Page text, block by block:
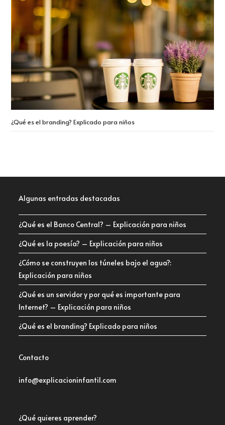
¿Qué es el branding? Explicado para niños
Algunas entradas destacadas
¿Qué es el Banco Central? – Explicación para niños
¿Qué es la poesía? – Explicación para niños
¿Cómo se construyen los túneles bajo el agua?:
Explicación para niños
¿Qué es un servidor y por qué es importante para
Internet? – Explicación para niños
¿Qué es el branding? Explicado para niños
Contacto
info@explicacioninfantil.com
¿Qué quieres aprender?